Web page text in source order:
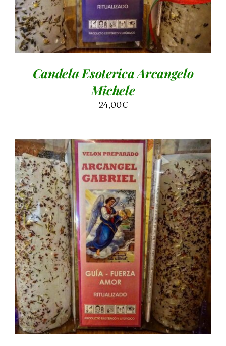
Candela Esoterica Arcangelo
Michele
24,00€
AGGIUNGI AL CARRELLO / DETTAGLI